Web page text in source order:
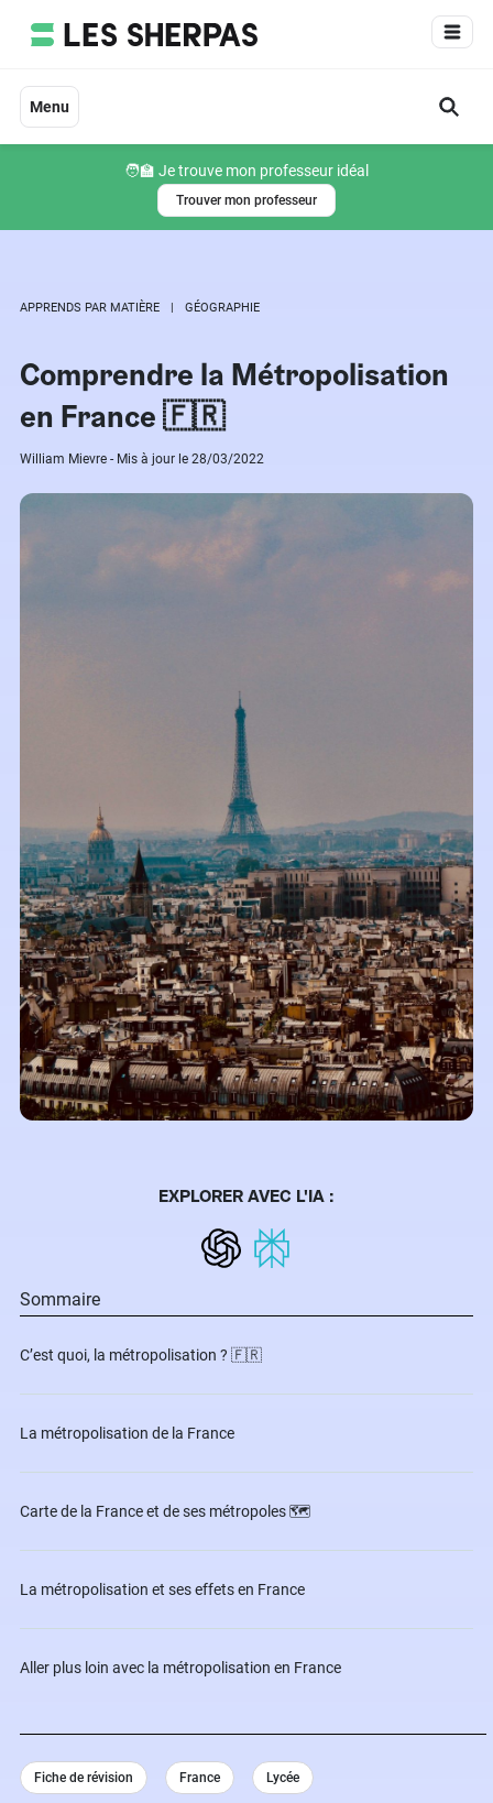
Menu
🧑‍🏫 Je trouve mon professeur idéal
Trouver mon professeur
APPRENDS PAR MATIÈRE GÉOGRAPHIE
Comprendre la Métropolisation
en France 🇫🇷
William Mievre - Mis à jour le 28/03/2022
EXPLORER AVEC L'IA :
Sommaire
C’est quoi, la métropolisation ? 🇫🇷
La métropolisation de la France
Carte de la France et de ses métropoles 🗺
La métropolisation et ses effets en France
Aller plus loin avec la métropolisation en France
Fiche de révision France Lycée